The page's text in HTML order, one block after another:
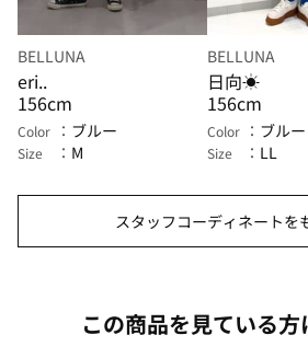
BELLUNA
eri..
156cm
Color ブルー
Size M
BELLUNA
日向☀
156cm
Color ブルー
Size LL
スタッフコーディネートを
この商品を見ている